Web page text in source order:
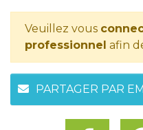
Veuillez vous
professionnel afin
PARTAGER PAR